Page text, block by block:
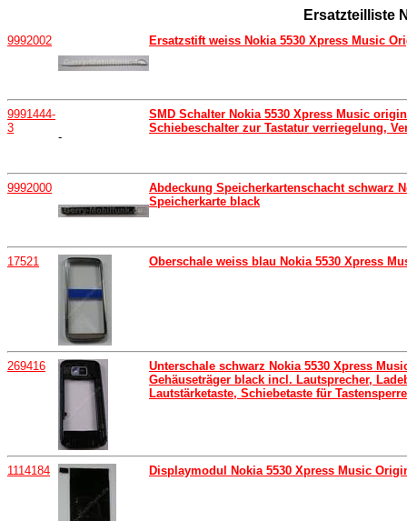
Ersatzteilliste
9992002 Ersatzstift weiss Nokia 5530 Xpress Music
9991444-
3
-
SMD Schalter Nokia 5530 Xpress Music
Schiebeschalter zur Tastatur verriegelung,
9992000
Abdeckung Speicherkartenschacht schwarz
Speicherkarte black
17521 Oberschale weiss blau Nokia 5530 Xpress
269416
Unterschale schwarz Nokia 5530 Xpress
Gehäuseträger black incl. Lautsprecher,
Lautstärketaste, Schiebetaste für
1114184 Displaymodul Nokia 5530 Xpress Music